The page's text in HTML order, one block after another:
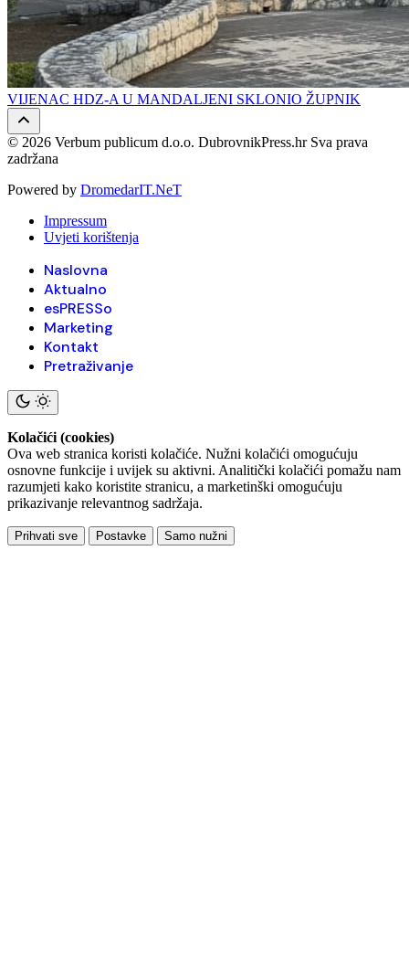
VIJENAC HDZ-A U MANDALJENI SKLONIO ŽUPNIK
© 2026 Verbum publicum d.o.o. DubrovnikPress.hr Sva prava
zadržana
Powered by DromedarIT.NeT
Impressum
Uvjeti korištenja
Naslovna
Aktualno
esPRESSo
Marketing
Kontakt
Pretraživanje
Kolačići (cookies)
Ova web stranica koristi kolačiće. Nužni kolačići omogućuju
osnovne funkcije i uvijek su aktivni. Analitički kolačići pomažu nam
razumjeti kako koristite stranicu, a marketinški omogućuju
prikazivanje relevantnog sadržaja.
Prihvati sve Postavke Samo nužni